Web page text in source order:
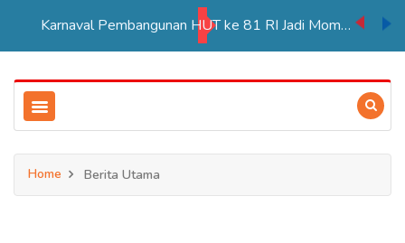
Karnaval Pembangunan HUT ke 81 RI Jadi Momentum Perkuat Persatuan di Merauke
Home Berita Utama